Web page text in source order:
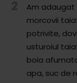
Am
morcovii
potrivite,
usturoiul
boia
apa, suc de